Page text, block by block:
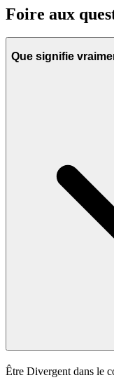
Foire aux
Que signifie
Être Divergent dans le